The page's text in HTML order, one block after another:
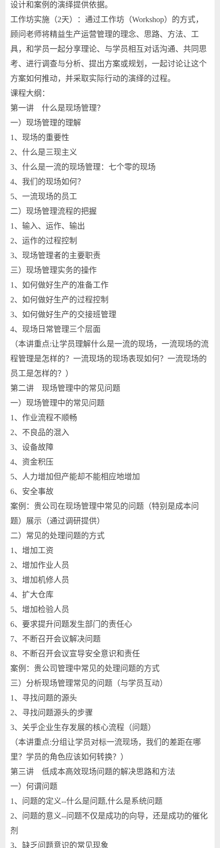
设计和案例的演绎提供依据。
工作坊实施（2天）：通过工作坊（Workshop）的方式，
顾问老师将精益生产运营管理的理念、思路、方法、工
具，和学员一起分享理论、与学员相互对话沟通、共同思
考、进行调查与分析、提出方案或规划，一起讨论让这个
方案如何推动，并采取实际行动的演绎的过程。
课程大纲：
第一讲 什么是现场管理？
一）现场管理的理解
1、现场的重要性
2、什么是三现主义
3、什么是一流的现场管理：七个零的现场
4、我们的现场如何？
5、一流现场的员工
二）现场管理流程的把握
1、输入、运作、输出
2、运作的过程控制
3、现场管理者的主要职责
三）现场管理实务的操作
1、如何做好生产的准备工作
2、如何做好生产的过程控制
3、如何做好生产的交接班管理
4、现场日常管理三个层面
（本讲重点:让学员理解什么是一流的现场，一流现场的流
程管理是怎样的？一流现场的现场表现如何？一流现场的
员工是怎样的？）
第二讲 现场管理中的常见问题
一）现场管理中的常见问题
1、作业流程不顺畅
2、不良品的混入
3、设备故障
4、资金积压
5、人力增加但产能却不能相应地增加
6、安全事故
案例：贵公司在现场管理中常见的问题（特别是成本问
题）展示（通过调研提供）
二）常见的处理问题的方式
1、增加工资
2、增加作业人员
3、增加机修人员
4、扩大仓库
5、增加检验人员
6、要求提升问题发生部门的责任心
7、不断召开会议解决问题
8、不断召开会议宣导安全意识和责任
案例：贵公司管理中常见的处理问题的方式
三）分析现场管理常见的问题（与学员互动）
1、寻找问题的源头
2、寻找问题源头的步骤
3、关乎企业生存发展的核心流程（问题）
（本讲重点:分组让学员对标一流现场，我们的差距在哪
里？学员的角色应该如何转换？）
第三讲 低成本高效现场问题的解决思路和方法
一）何谓问题
1、问题的定义--什么是问题,什么是系统问题
2、问题的意义--问题不仅是成功的向导，还是成功的催化
剂
3、缺乏问题意识的常见现象